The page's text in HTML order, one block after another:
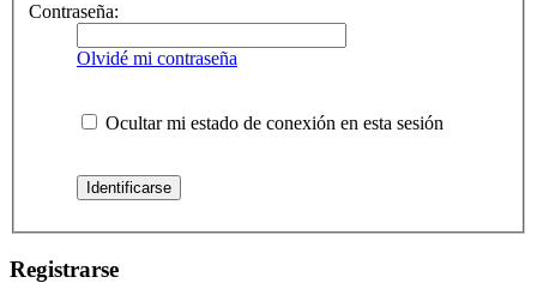
Contraseña:
Olvidé mi contraseña
Ocultar mi estado de conexión en esta sesión
Registrarse